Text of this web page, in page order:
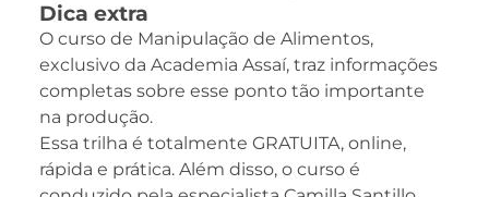
Dica extra
O curso de Manipulação de Alimentos,
exclusivo da Academia Assaí, traz informações
completas sobre esse ponto tão importante
na produção.
Essa trilha é totalmente GRATUITA, online,
rápida e prática. Além disso, o curso é